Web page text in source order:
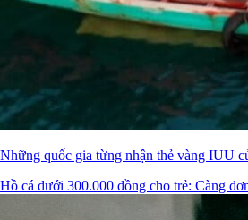
Những quốc gia từng nhận thẻ vàng IUU
Hồ cá dưới 300.000 đồng cho trẻ: Càng